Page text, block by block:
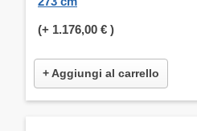
(+ 1.176,00 € )
+ Aggiungi al carrello